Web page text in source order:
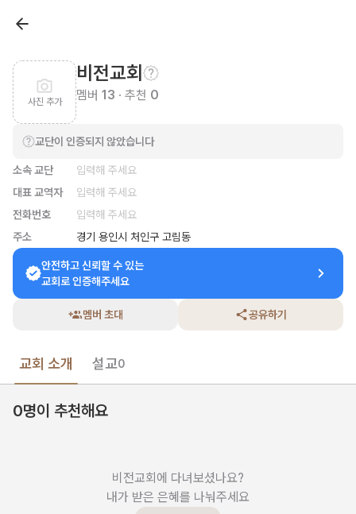
사진 추가
비전교회
멤버 13 · 추천 0
교단이 인증되지 않았습니다
소속 교단
입력해 주세요
대표 교역자
입력해 주세요
전화번호
입력해 주세요
주소
경기 용인시 처인구 고림동
안전하고 신뢰할 수 있는
교회로 인증해주세요
멤버 초대 공유하기
교회 소개 설교0
0명이 추천해요
비전교회에 다녀보셨나요?
내가 받은 은혜를 나눠주세요